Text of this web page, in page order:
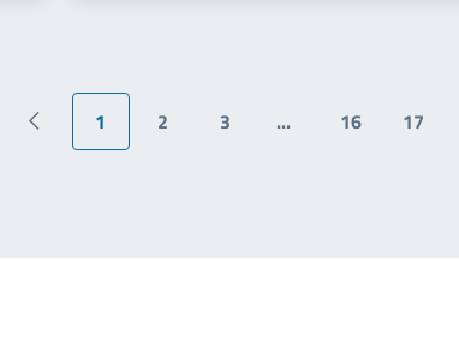
Pagina precedente
1 2 3 ... 16 17